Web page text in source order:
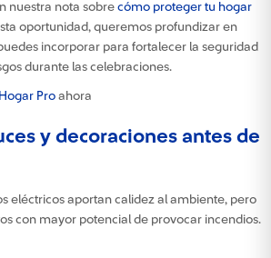
nuestra nota sobre cómo proteger tu hogar
oportunidad, queremos profundizar en
incorporar para fortalecer la seguridad
durante las celebraciones.
Pro ahora
y decoraciones antes de
eléctricos aportan calidez al ambiente, pero
con mayor potencial de provocar incendios.